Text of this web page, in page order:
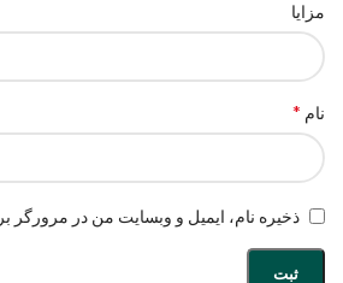
مزایا
نام *
ذخیره نام، ایمیل و وبسایت من در مرورگر